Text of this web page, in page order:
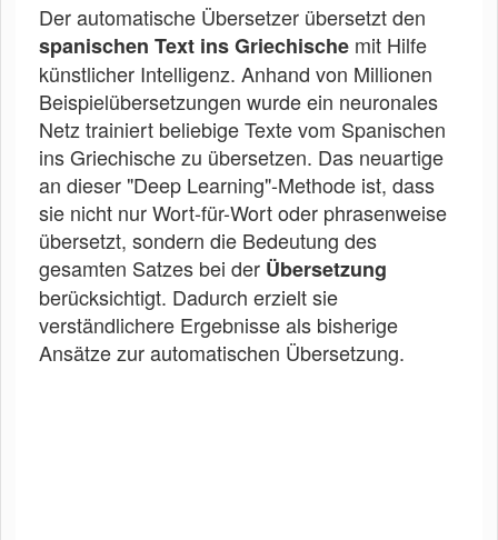
Der automatische Übersetzer übersetzt den
spanischen Text ins Griechische mit Hilfe
künstlicher Intelligenz. Anhand von Millionen
Beispielübersetzungen wurde ein neuronales
Netz trainiert beliebige Texte vom Spanischen
ins Griechische zu übersetzen. Das neuartige
an dieser "Deep Learning"-Methode ist, dass
sie nicht nur Wort-für-Wort oder phrasenweise
übersetzt, sondern die Bedeutung des
gesamten Satzes bei der Übersetzung
berücksichtigt. Dadurch erzielt sie
verständlichere Ergebnisse als bisherige
Ansätze zur automatischen Übersetzung.